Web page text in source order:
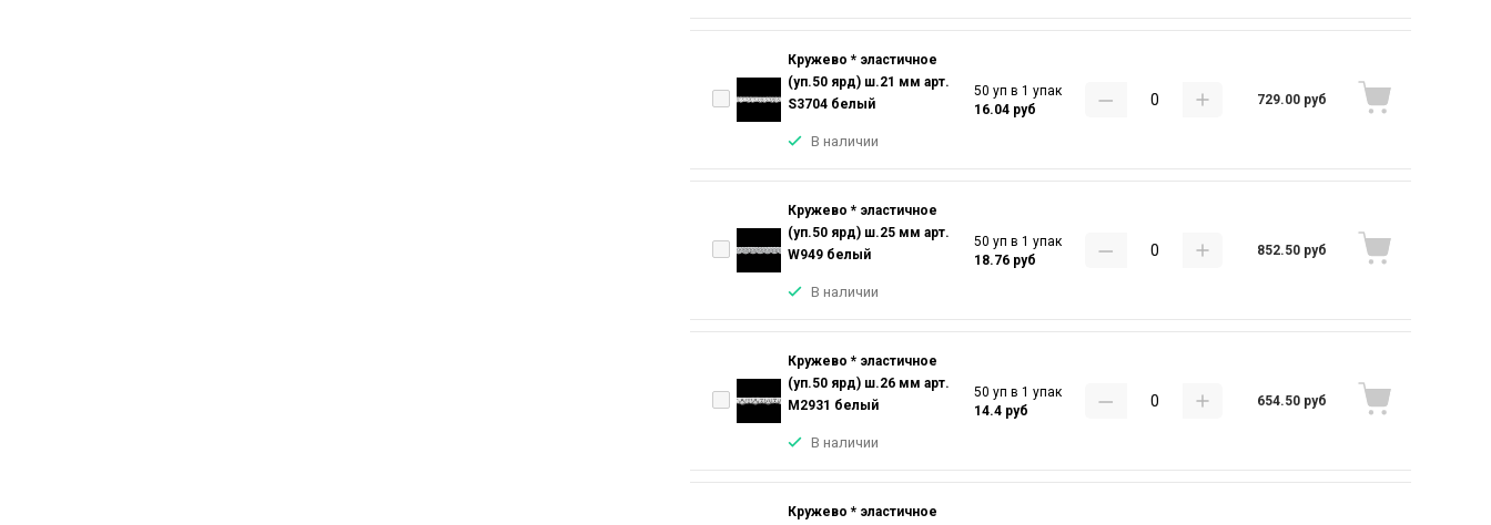
Кружево * эластичное
(уп.50 ярд) ш.21 мм арт.
S3704 белый
В наличии
50 уп в 1 упак
16.04 руб
729.00 руб
Кружево * эластичное
(уп.50 ярд) ш.25 мм арт.
W949 белый
В наличии
50 уп в 1 упак
18.76 руб
852.50 руб
Кружево * эластичное
(уп.50 ярд) ш.26 мм арт.
M2931 белый
В наличии
50 уп в 1 упак
14.4 руб
654.50 руб
Кружево * эластичное